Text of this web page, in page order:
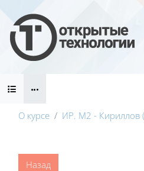
Блоки
О курсе ИР. М2 - Кириллов
Блоки
Назад